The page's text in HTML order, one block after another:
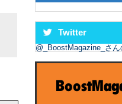
Twitter
@_BoostMagazine_さん